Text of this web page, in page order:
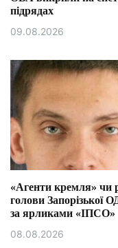
підрядах
09.08.2026
«Агенти кремля» чи
голови Запорізької
за ярликами «ІПСО»
08.08.2026